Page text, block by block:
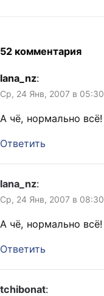
52 комментария
lana_nz:
Ср, 24 Янв, 2007 в 05:30
А чё, нормально всё!
Ответить
lana_nz:
Ср, 24 Янв, 2007 в 08:30
А чё, нормально всё!
Ответить
tchibonat: